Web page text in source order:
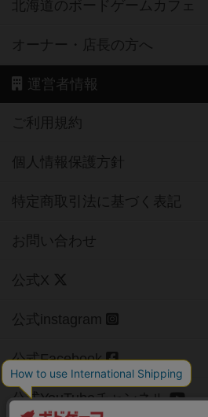
北海道のボードゲームカフェ
オーナー・店長の方へ
運営者情報
ご利用規約
個人情報保護方針
特定商取引法に基づく表記
お問い合わせ
公式X
公式instagram
公式Facebook
公式YouTubeチャンネル